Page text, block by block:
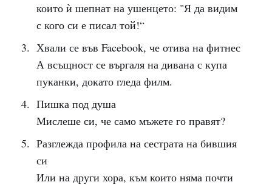
които ѝ шепнат на ушенцето: "Я да видим
с кого си е писал той!“
Хвали се във Facebook, че отива на фитнес
А всъщност се въргаля на дивана с купа
пуканки, докато гледа филм.
Пишка под душа
Мислеше си, че само мъжете го правят?
Разглежда профила на сестрата на бившия
си
Или на други хора, към които няма почти